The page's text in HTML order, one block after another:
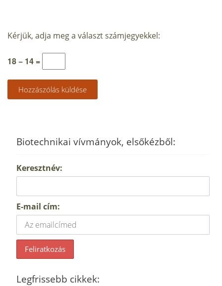
Kérjük, adja meg a választ számjegyekkel:
18 − 14 =
Biotechnikai vívmányok, elsőkézből:
Keresztnév:
E-mail cím:
Legfrissebb cikkek: